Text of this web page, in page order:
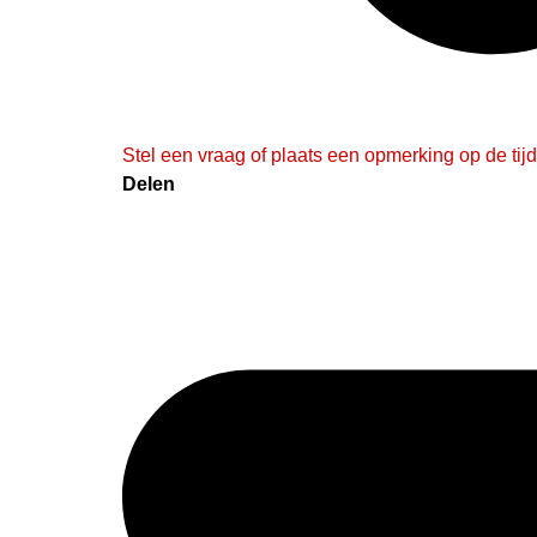
Stel een vraag of plaats een opmerking op de
Delen